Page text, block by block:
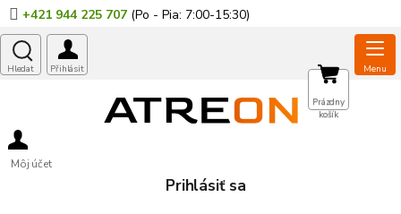
Prejsť
na
obsah
+421 944 225 707
Môj účet
Prihlásiť sa
NÁKUPNÝ
KOŠÍK
Prázdny
košík